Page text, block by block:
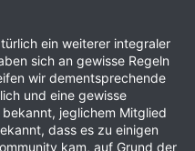
ein weiterer integraler
sich an gewisse Regeln
wir dementsprechende
und eine gewisse
jeglichem Mitglied
dass es zu einigen
kam, auf Grund der